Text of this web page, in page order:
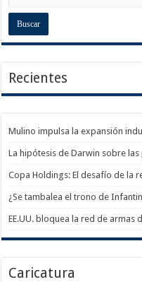
Recientes
Mulino impulsa la expansión
La hipótesis de Darwin sobre
Copa Holdings: El desafío de la
¿Se tambalea el trono de
EE.UU. bloquea la red de armas
Caricatura